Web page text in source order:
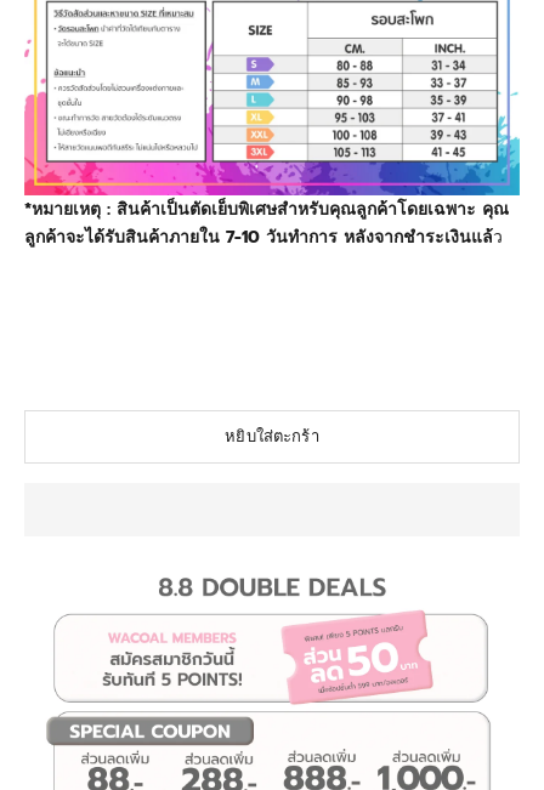
*หมายเหตุ : สินค้าเป็นตัดเย็บพิเศษสำหรับคุณลูกค้าโดยเฉพาะ คุณ
ลูกค้าจะได้รับสินค้าภายใน 7-10 วันทำการ หลังจากชำระเงินแล้ว
หยิบใส่ตะกร้า